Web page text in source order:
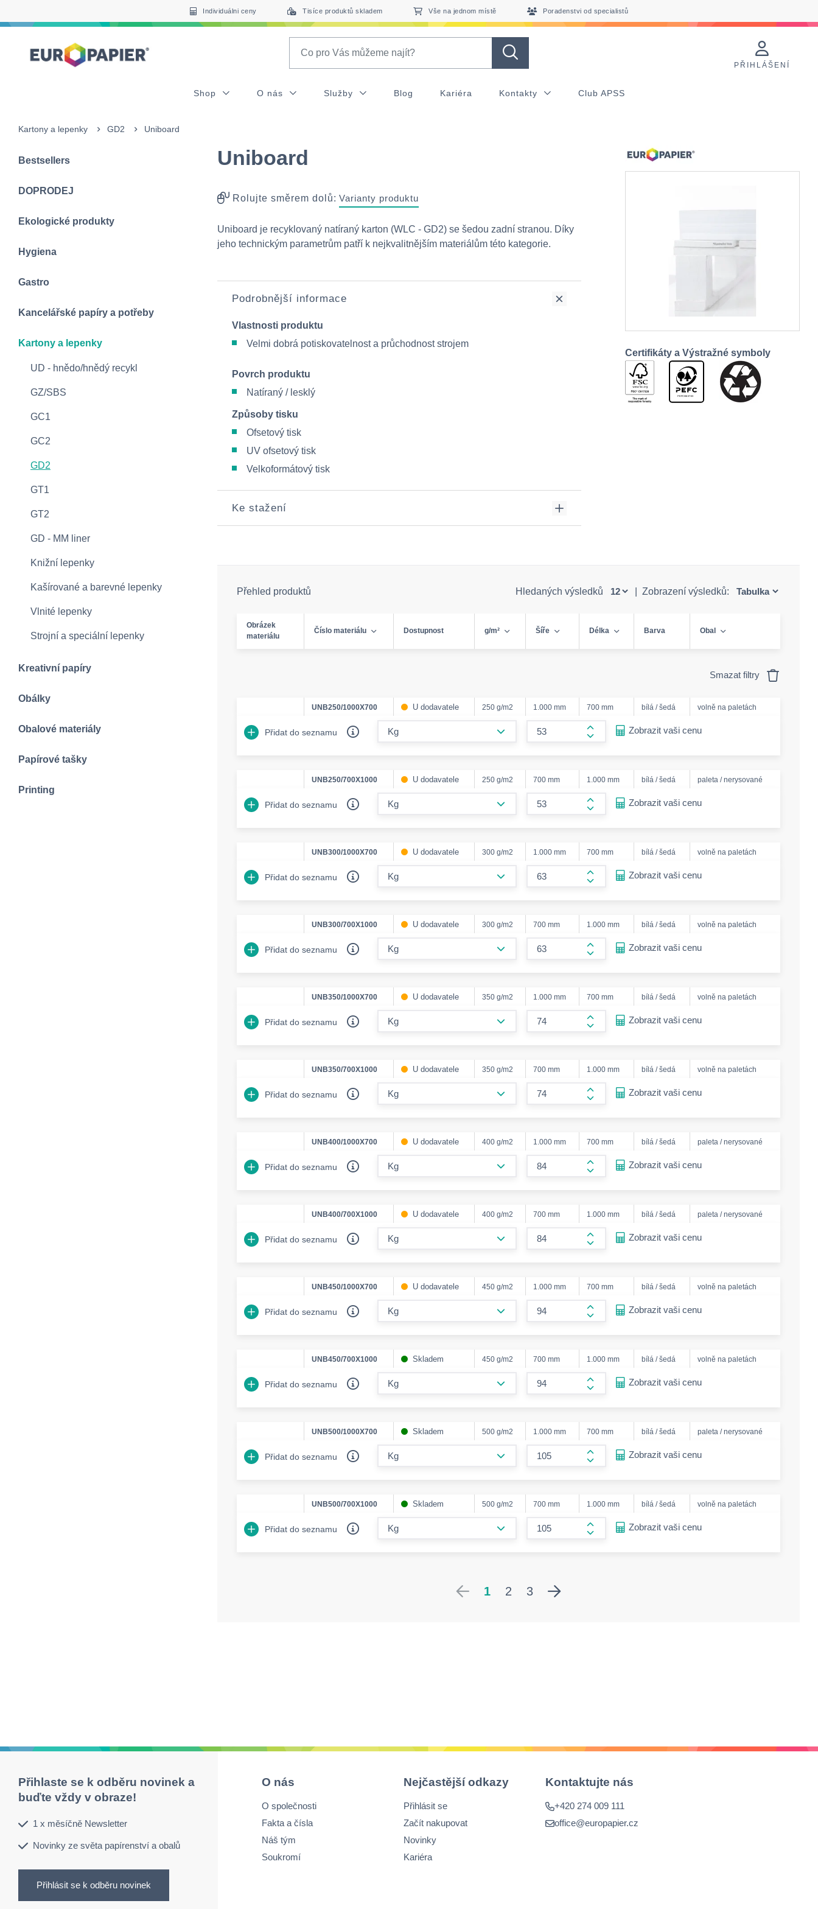
Individuálni ceny Tisíce produktů skladem Vše na jednom místě Poradenstvi od specialistů
PŘIHLÁŠENÍ
Shop O nás Služby Blog Kariéra Kontakty Club APSS
Kartony a lepenky GD2 Uniboard
Bestsellers
DOPRODEJ
Ekologické produkty
Hygiena
Gastro
Kancelářské papíry a potřeby
Kartony a lepenky
UD - hnědo/hnědý recykl
GZ/SBS
GC1
GC2
GD2
GT1
GT2
GD - MM liner
Knižní lepenky
Kašírované a barevné lepenky
Vlnité lepenky
Strojní a speciální lepenky
Kreativní papíry
Obálky
Obalové materiály
Papírové tašky
Printing
Uniboard
Rolujte směrem dolů: Varianty produktu
Uniboard je recyklovaný natíraný karton (WLC - GD2) se šedou zadní stranou. Díky
jeho technickým parametrům patří k nejkvalitnějším materiálům této kategorie.
Podrobnější informace
Vlastnosti produktu
Velmi dobrá potiskovatelnost a průchodnost strojem
Povrch produktu
Natíraný / lesklý
Způsoby tisku
Ofsetový tisk
UV ofsetový tisk
Velkoformátový tisk
Ke stažení
Certifikáty a Výstražné symboly
Přehled produktů Hledaných výsledků Zobrazení výsledků:
Obrázek
materiálu
Číslo materiálu Dostupnost g/m² Šíře Délka Barva Obal
Smazat filtry
UNB250/1000X700 U dodavatele 250 g/m2 1.000 mm 700 mm bílá / šedá volně na paletách
Přidat do seznamu
form.increase-amount
Zobrazit vaši cenu
UNB250/700X1000 U dodavatele 250 g/m2 700 mm 1.000 mm bílá / šedá paleta / nerysované
Přidat do seznamu
form.increase-amount
Zobrazit vaši cenu
UNB300/1000X700 U dodavatele 300 g/m2 1.000 mm 700 mm bílá / šedá volně na paletách
Přidat do seznamu
form.increase-amount
Zobrazit vaši cenu
UNB300/700X1000 U dodavatele 300 g/m2 700 mm 1.000 mm bílá / šedá volně na paletách
Přidat do seznamu
form.increase-amount
Zobrazit vaši cenu
UNB350/1000X700 U dodavatele 350 g/m2 1.000 mm 700 mm bílá / šedá volně na paletách
Přidat do seznamu
form.increase-amount
Zobrazit vaši cenu
UNB350/700X1000 U dodavatele 350 g/m2 700 mm 1.000 mm bílá / šedá volně na paletách
Přidat do seznamu
form.increase-amount
Zobrazit vaši cenu
UNB400/1000X700 U dodavatele 400 g/m2 1.000 mm 700 mm bílá / šedá paleta / nerysované
Přidat do seznamu
form.increase-amount
Zobrazit vaši cenu
UNB400/700X1000 U dodavatele 400 g/m2 700 mm 1.000 mm bílá / šedá paleta / nerysované
Přidat do seznamu
form.increase-amount
Zobrazit vaši cenu
UNB450/1000X700 U dodavatele 450 g/m2 1.000 mm 700 mm bílá / šedá volně na paletách
Přidat do seznamu
form.increase-amount
Zobrazit vaši cenu
UNB450/700X1000 Skladem 450 g/m2 700 mm 1.000 mm bílá / šedá volně na paletách
Přidat do seznamu
form.increase-amount
Zobrazit vaši cenu
UNB500/1000X700 Skladem 500 g/m2 1.000 mm 700 mm bílá / šedá paleta / nerysované
Přidat do seznamu
form.increase-amount
Zobrazit vaši cenu
UNB500/700X1000 Skladem 500 g/m2 700 mm 1.000 mm bílá / šedá volně na paletách
Přidat do seznamu
form.increase-amount
Zobrazit vaši cenu
1 2 3
Přihlaste se k odběru novinek a
buďte vždy v obraze!
1 x měsíčně Newsletter
Novinky ze světa papírenství a obalů
Přihlásit se k odběru novinek
O nás
O společnosti
Fakta a čísla
Náš tým
Soukromí
Nejčastější odkazy
Přihlásit se
Začít nakupovat
Novinky
Kariéra
Kontaktujte nás
+420 274 009 111
office@europapier.cz